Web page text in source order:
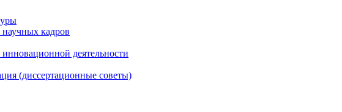
кадров
деятельности
(диссертационные советы)